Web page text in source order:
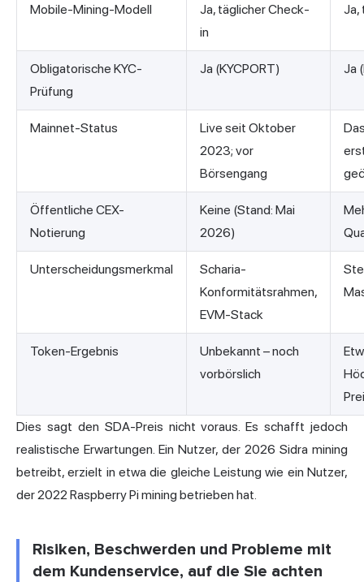
Mobile-Mining-Modell
Ja, täglicher Check-
in
Ja,
Obligatorische KYC-
Prüfung
Ja (KYCPORT) Ja
Mainnet-Status
Live seit Oktober
2023; vor
Börsengang
Öffentliche CEX-
Notierung
Keine (Stand: Mai
2026)
Unterscheidungsmerkmal
Scharia-
Konformitätsrahmen,
EVM-Stack
Token-Ergebnis
Unbekannt – noch
vorbörslich
Dies sagt den SDA-Preis nicht voraus. Es schafft jedoch
realistische Erwartungen. Ein Nutzer, der 2026 Sidra mining
betreibt, erzielt in etwa die gleiche Leistung wie ein Nutzer,
der 2022 Raspberry Pi mining betrieben hat.
Risiken, Beschwerden und Probleme mit
dem Kundenservice, auf die Sie achten